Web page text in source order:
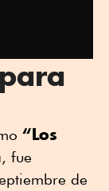
“Los
fue
de